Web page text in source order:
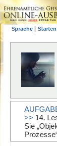
Sprache
>> 14.
Sie